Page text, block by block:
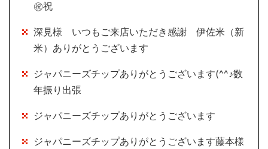
㊗祝
深見様 いつもご来店いただき感謝 伊佐米（新
米）ありがとうございます
ジャパニーズチップありがとうございます(^^♪数
年振り出張
ジャパニーズチップありがとうございます
ジャパニーズチップありがとうございます藤本様